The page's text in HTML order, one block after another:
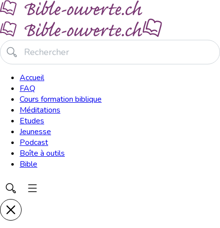
Accueil
FAQ
Cours formation biblique
Méditations
Etudes
Jeunesse
Podcast
Boîte à outils
Bible